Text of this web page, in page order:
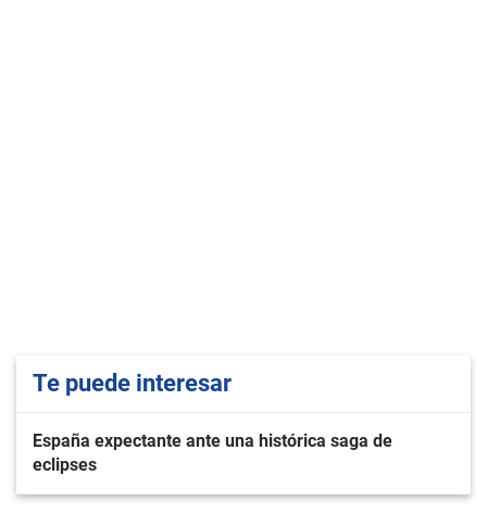
Te puede interesar
España expectante ante una histórica saga de
eclipses